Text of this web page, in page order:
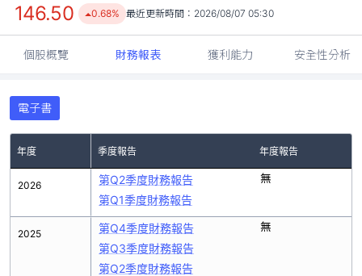
146.50 0.68% 最近更新時間： 2026/08/07 05:30
個股概覽 財務報表 獲利能力 安全性分析
電子書
年度 季度報告 年度報告
2026
2025
第Q2季度財務報告
第Q1季度財務報告
無
第Q4季度財務報告
第Q3季度財務報告
第Q2季度財務報告
無